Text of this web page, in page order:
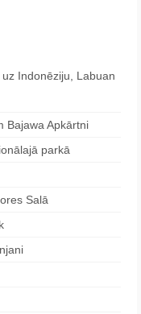
Indonēziju, Labuan
Bajawa Apkārtni
parkā
Salā